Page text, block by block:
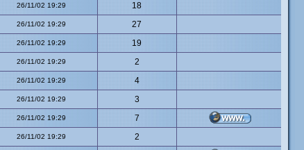
26/11/02 19:29
18
26/11/02 19:29
27
26/11/02 19:29
19
26/11/02 19:29
2
26/11/02 19:29
4
26/11/02 19:29
3
26/11/02 19:29
7
26/11/02 19:29
2